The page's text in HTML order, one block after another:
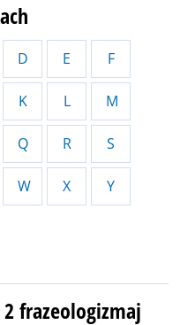
D E F
K L M
Q R S
W X Y
frazeologizmaj